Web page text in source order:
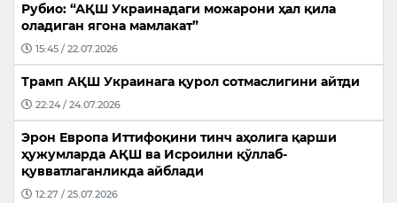
Рубио: “АҚШ Украинадаги можарони ҳал қила
оладиган ягона мамлакат”
15:45 / 22.07.2026
Трамп АҚШ Украинага қурол сотмаслигини айтди
22:24 / 24.07.2026
Эрон Европа Иттифоқини тинч аҳолига қарши
ҳужумларда АҚШ ва Исроилни қўллаб-
қувватлаганликда айблади
12:27 / 25.07.2026